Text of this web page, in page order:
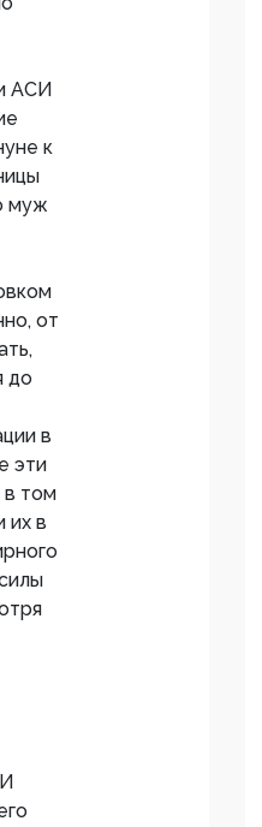
АСИ
к
муж
от
до
в
эти
в том
их в